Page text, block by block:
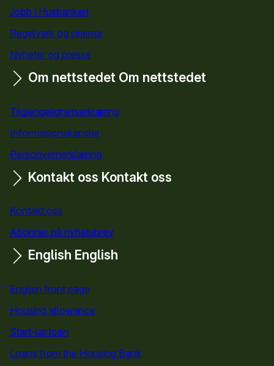
Jobb i Husbanken
Regelverk og skjema
Nyheter og presse
Om nettstedet Om nettstedet
Tilgjengelighetserklæring
Informasjonskapsler
Personvernerklæring
Kontakt oss Kontakt oss
Kontakt oss
Abonner på nyhetsbrev
English English
English front page
Housing allowance
Start-up loan
Loans from the Housing Bank